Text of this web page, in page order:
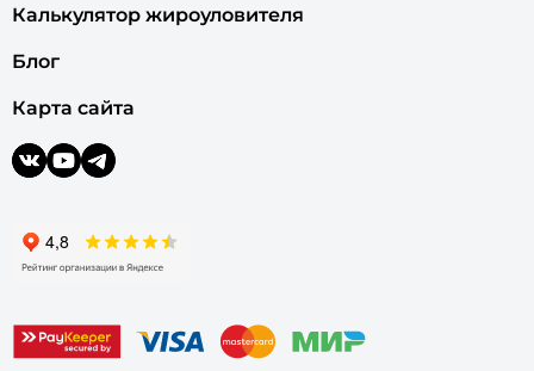
Калькулятор жироуловителя
Блог
Карта сайта